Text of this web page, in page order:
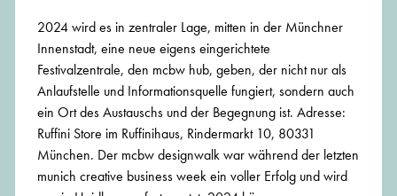
2024 wird es in zentraler Lage, mitten in der Münchner
Innenstadt, eine neue eigens eingerichtete
Festivalzentrale, den mcbw hub, geben, der nicht nur als
Anlaufstelle und Informationsquelle fungiert, sondern auch
ein Ort des Austauschs und der Begegnung ist. Adresse:
Ruffini Store im Ruffinihaus, Rindermarkt 10, 80331
München. Der mcbw designwalk war während der letzten
munich creative business week ein voller Erfolg und wird